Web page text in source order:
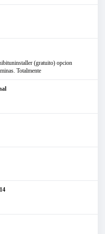
(gratuito) opcion
Totalmente